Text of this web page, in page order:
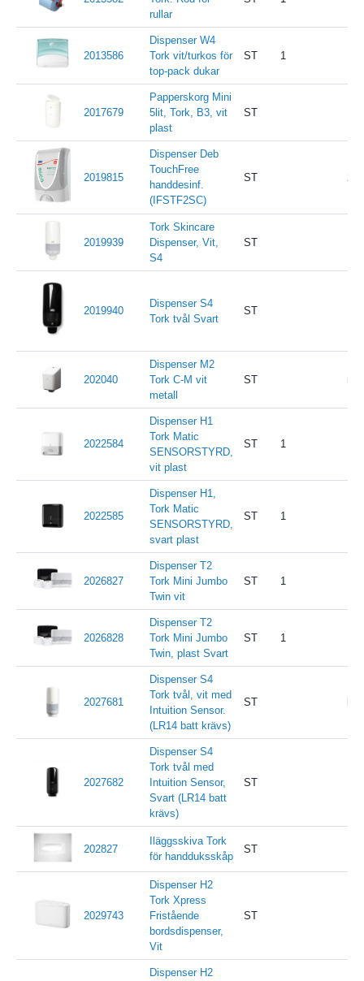
rullar
2013586
Dispenser W4
Tork vit/turkos för
top-pack dukar
ST 1
2017679
Papperskorg Mini
5lit, Tork, B3, vit
plast
ST
2019815
Dispenser Deb
TouchFree
handdesinf.
(IFSTF2SC)
ST
2019939
Tork Skincare
Dispenser, Vit,
S4
ST
2019940
Dispenser S4
Tork tvål Svart
ST
202040
Dispenser M2
Tork C-M vit
metall
ST m
2022584
Dispenser H1
Tork Matic
SENSORSTYRD,
vit plast
ST 1
2022585
Dispenser H1,
Tork Matic
SENSORSTYRD,
svart plast
ST 1
2026827
Dispenser T2
Tork Mini Jumbo
Twin vit
ST 1
2026828
Dispenser T2
Tork Mini Jumbo
Twin, plast Svart
ST 1
2027681
Dispenser S4
Tork tvål, vit med
Intuition Sensor.
(LR14 batt krävs)
ST
2027682
Dispenser S4
Tork tvål med
Intuition Sensor,
Svart (LR14 batt
krävs)
ST
202827
Iläggsskiva Tork
för handduksskåp
ST
2029743
Dispenser H2
Tork Xpress
Fristående
bordsdispenser,
Vit
ST
Dispenser H2